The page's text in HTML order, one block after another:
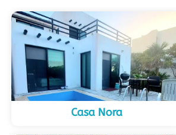
Casa Nora